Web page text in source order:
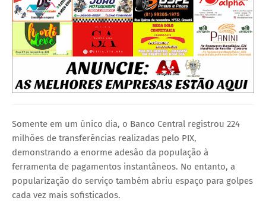
Somente em um único dia, o Banco Central registrou 224
milhões de transferências realizadas pelo PIX,
demonstrando a enorme adesão da população à
ferramenta de pagamentos instantâneos. No entanto, a
popularização do serviço também abriu espaço para golpes
cada vez mais sofisticados.